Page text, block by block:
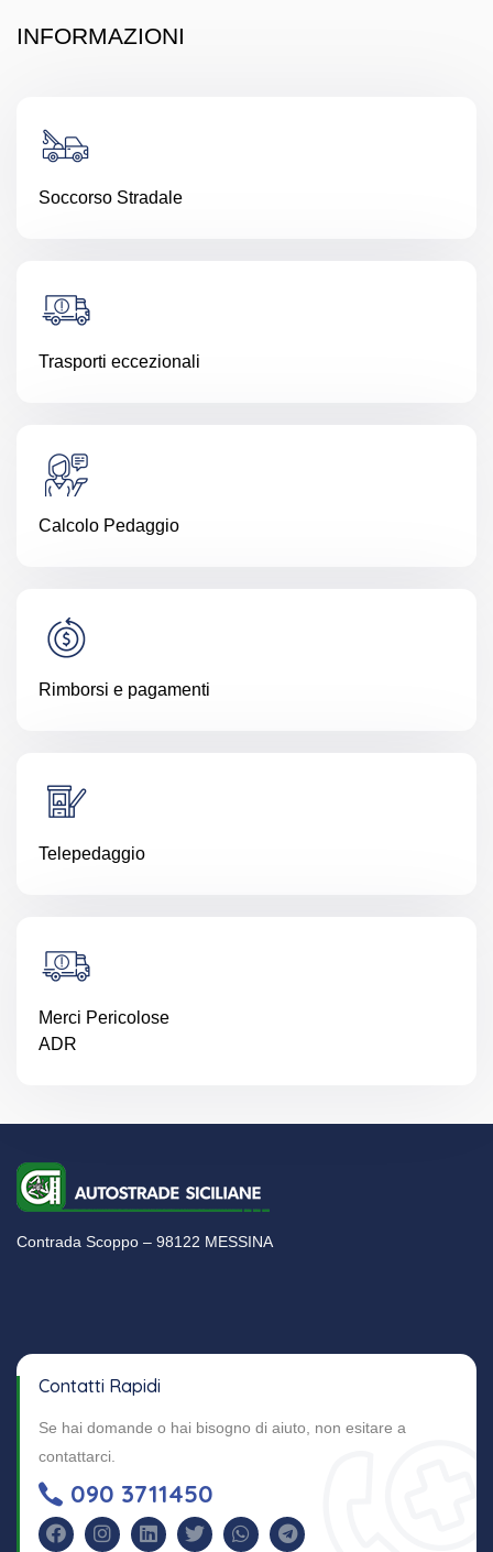
INFORMAZIONI
Soccorso Stradale
Trasporti eccezionali
Calcolo Pedaggio
Rimborsi e pagamenti
Telepedaggio
Merci Pericolose
ADR
Contrada Scoppo – 98122 MESSINA
Contatti Rapidi
Se hai domande o hai bisogno di aiuto, non esitare a
contattarci.
090 3711450